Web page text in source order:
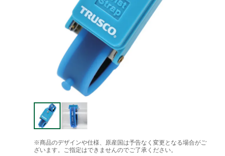
※商品のデザインや仕様、原産国は予告なく変更となる場合がご
ざいます。ご指定はできませんのでご了承ください。